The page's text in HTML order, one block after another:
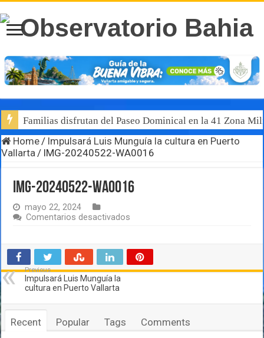
Familias disfrutan del Paseo Dominical en la 41 Zona
Home/ Impulsará Luis Munguía la cultura en Puerto
Vallarta/ IMG-20240522-WA0016
IMG-20240522-WA0016
mayo 22, 2024
Comentarios desactivados
WA0016
Previous
Impulsará Luis Munguía la
cultura en Puerto Vallarta
Recent Popular Tags Comments